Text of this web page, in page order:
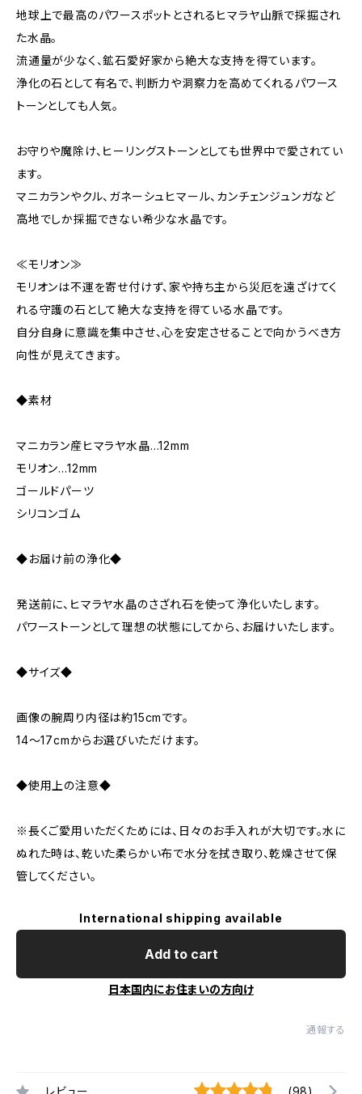
地球上で最高のパワースポットとされるヒマラヤ山脈で採掘され
た水晶。
流通量が少なく、鉱石愛好家から絶大な支持を得ています。
浄化の石として有名で、判断力や洞察力を高めてくれるパワース
トーンとしても人気。
お守りや魔除け、ヒーリングストーンとしても世界中で愛されてい
ます。
マニカランやクル、ガネーシュヒマール、カンチェンジュンガなど
高地でしか採掘できない希少な水晶です。
≪モリオン≫
モリオンは不運を寄せ付けず、家や持ち主から災厄を遠ざけてく
れる守護の石として絶大な支持を得ている水晶です。
自分自身に意識を集中させ、心を安定させることで向かうべき方
向性が見えてきます。
◆素材
マニカラン産ヒマラヤ水晶…12mm
モリオン…12mm
ゴールドパーツ
シリコンゴム
◆お届け前の浄化◆
発送前に、ヒマラヤ水晶のさざれ石を使って浄化いたします。
パワーストーンとして理想の状態にしてから、お届けいたします。
◆サイズ◆
画像の腕周り内径は約15cmです。
14～17cmからお選びいただけます。
◆使用上の注意◆
※長くご愛用いただくためには、日々のお手入れが大切です。水に
ぬれた時は、乾いた柔らかい布で水分を拭き取り、乾燥させて保
管してください。
International shipping available
Add to cart
日本国内にお住まいの方向け
通報する
レビュー (98)